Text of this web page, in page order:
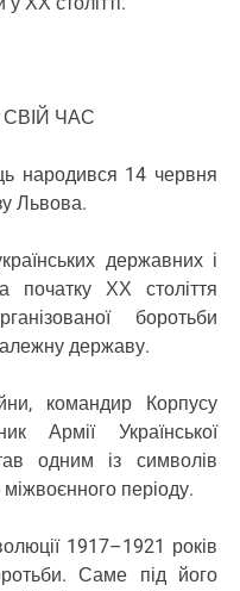
ЧАС
народився 14 червня
Львова.
державних і
початку ХХ століття
боротьби
державу.
командир Корпусу
Армії Української
одним із символів
періоду.
1917–1921 років
Саме під його